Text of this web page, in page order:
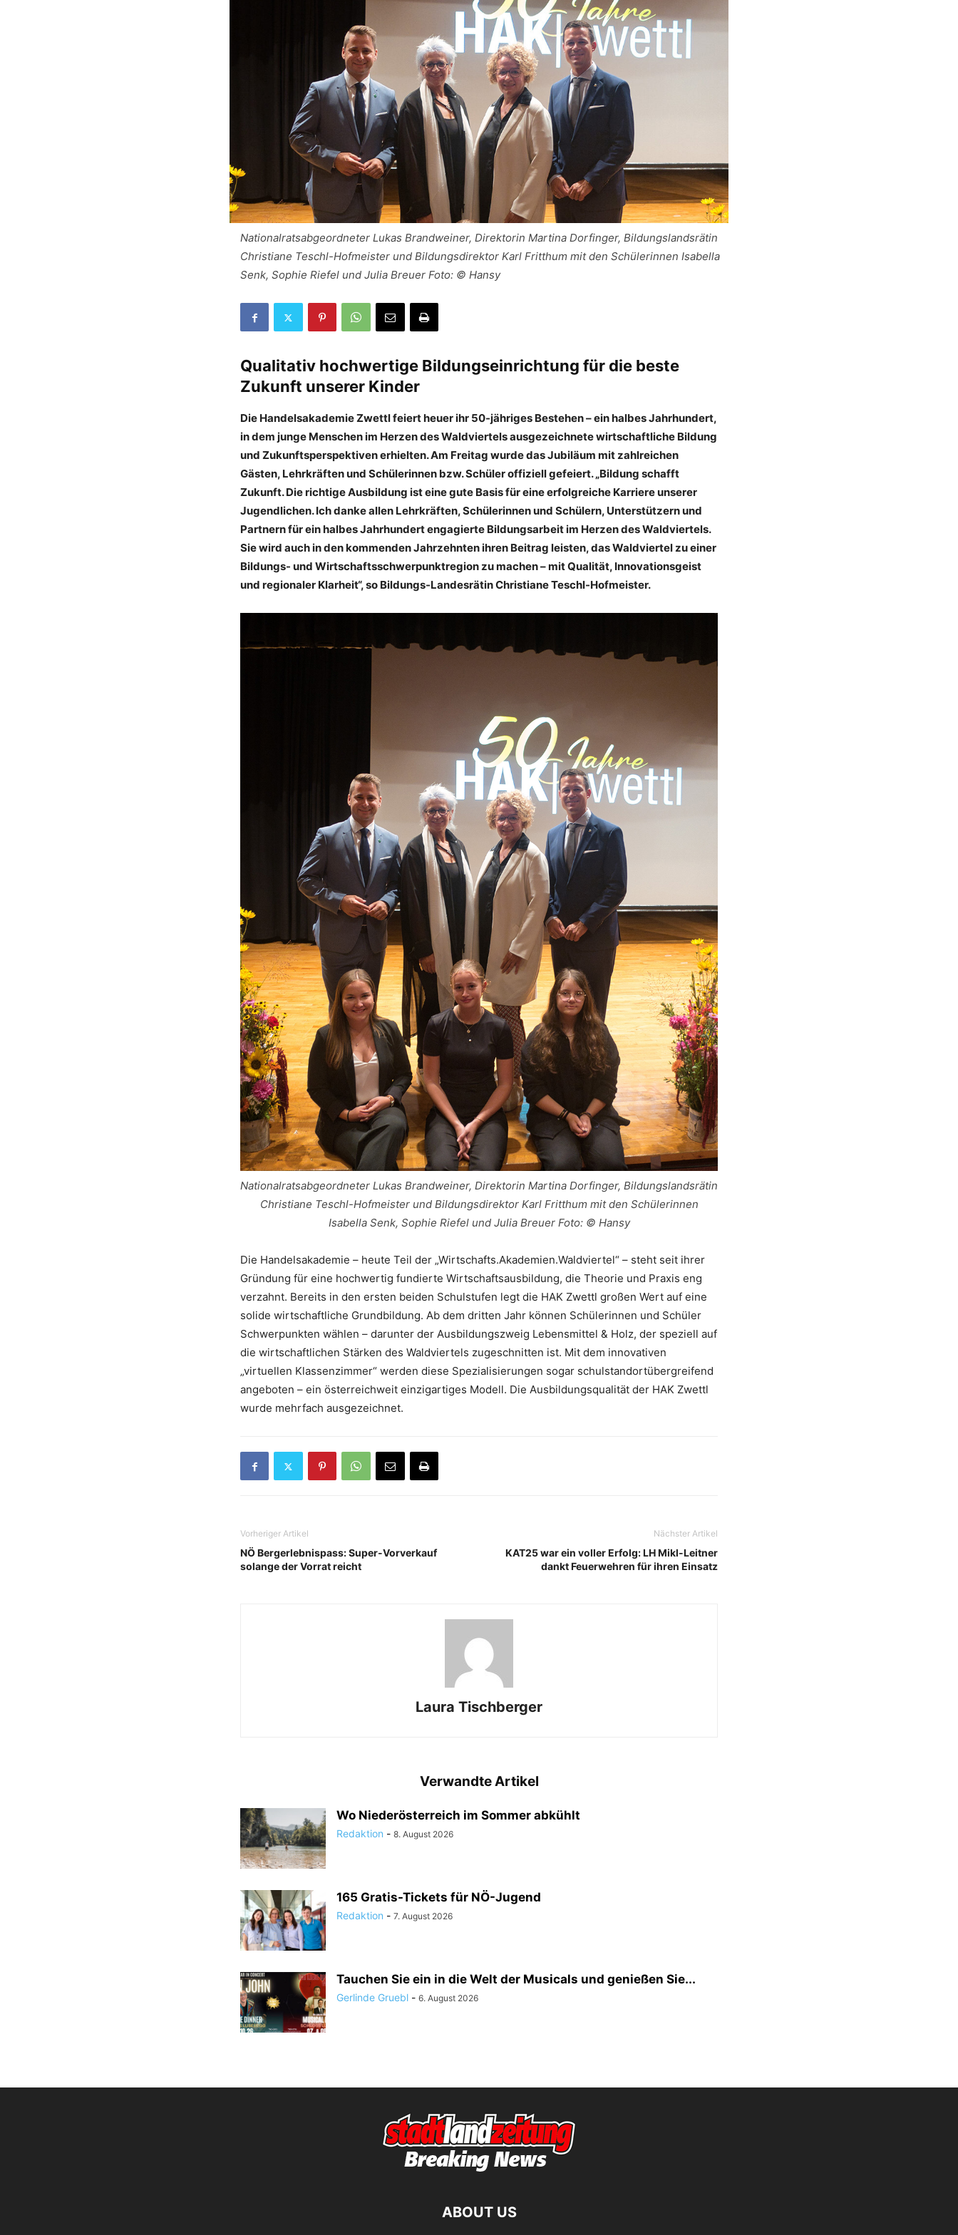
Nationalratsabgeordneter Lukas Brandweiner, Direktorin Martina Dorfinger, Bildungslandsrätin
Christiane Teschl-Hofmeister und Bildungsdirektor Karl Fritthum mit den Schülerinnen Isabella
Senk, Sophie Riefel und Julia Breuer Foto: © Hansy
Qualitativ hochwertige Bildungseinrichtung für die beste
Zukunft unserer Kinder
Die Handelsakademie Zwettl feiert heuer ihr 50-jähriges Bestehen – ein halbes Jahrhundert,
in dem junge Menschen im Herzen des Waldviertels ausgezeichnete wirtschaftliche Bildung
und Zukunftsperspektiven erhielten. Am Freitag wurde das Jubiläum mit zahlreichen
Gästen, Lehrkräften und Schülerinnen bzw. Schüler offiziell gefeiert. „Bildung schafft
Zukunft. Die richtige Ausbildung ist eine gute Basis für eine erfolgreiche Karriere unserer
Jugendlichen. Ich danke allen Lehrkräften, Schülerinnen und Schülern, Unterstützern und
Partnern für ein halbes Jahrhundert engagierte Bildungsarbeit im Herzen des Waldviertels.
Sie wird auch in den kommenden Jahrzehnten ihren Beitrag leisten, das Waldviertel zu einer
Bildungs- und Wirtschaftsschwerpunktregion zu machen – mit Qualität, Innovationsgeist
und regionaler Klarheit“, so Bildungs-Landesrätin Christiane Teschl-Hofmeister.
Nationalratsabgeordneter Lukas Brandweiner, Direktorin Martina Dorfinger, Bildungslandsrätin
Christiane Teschl-Hofmeister und Bildungsdirektor Karl Fritthum mit den Schülerinnen
Isabella Senk, Sophie Riefel und Julia Breuer Foto: © Hansy
Die Handelsakademie – heute Teil der „Wirtschafts.Akademien.Waldviertel“ – steht seit ihrer
Gründung für eine hochwertig fundierte Wirtschaftsausbildung, die Theorie und Praxis eng
verzahnt. Bereits in den ersten beiden Schulstufen legt die HAK Zwettl großen Wert auf eine
solide wirtschaftliche Grundbildung. Ab dem dritten Jahr können Schülerinnen und Schüler
Schwerpunkten wählen – darunter der Ausbildungszweig Lebensmittel & Holz, der speziell auf
die wirtschaftlichen Stärken des Waldviertels zugeschnitten ist. Mit dem innovativen
„virtuellen Klassenzimmer“ werden diese Spezialisierungen sogar schulstandortübergreifend
angeboten – ein österreichweit einzigartiges Modell. Die Ausbildungsqualität der HAK Zwettl
wurde mehrfach ausgezeichnet.
Vorheriger Artikel
NÖ Bergerlebnispass: Super-Vorverkauf
solange der Vorrat reicht
Nächster Artikel
KAT25 war ein voller Erfolg: LH Mikl-Leitner
dankt Feuerwehren für ihren Einsatz
Laura Tischberger
Verwandte Artikel
Wo Niederösterreich im Sommer abkühlt
Redaktion - 8. August 2026
165 Gratis-Tickets für NÖ-Jugend
Redaktion - 7. August 2026
Tauchen Sie ein in die Welt der Musicals und genießen Sie...
Gerlinde Gruebl - 6. August 2026
ABOUT US